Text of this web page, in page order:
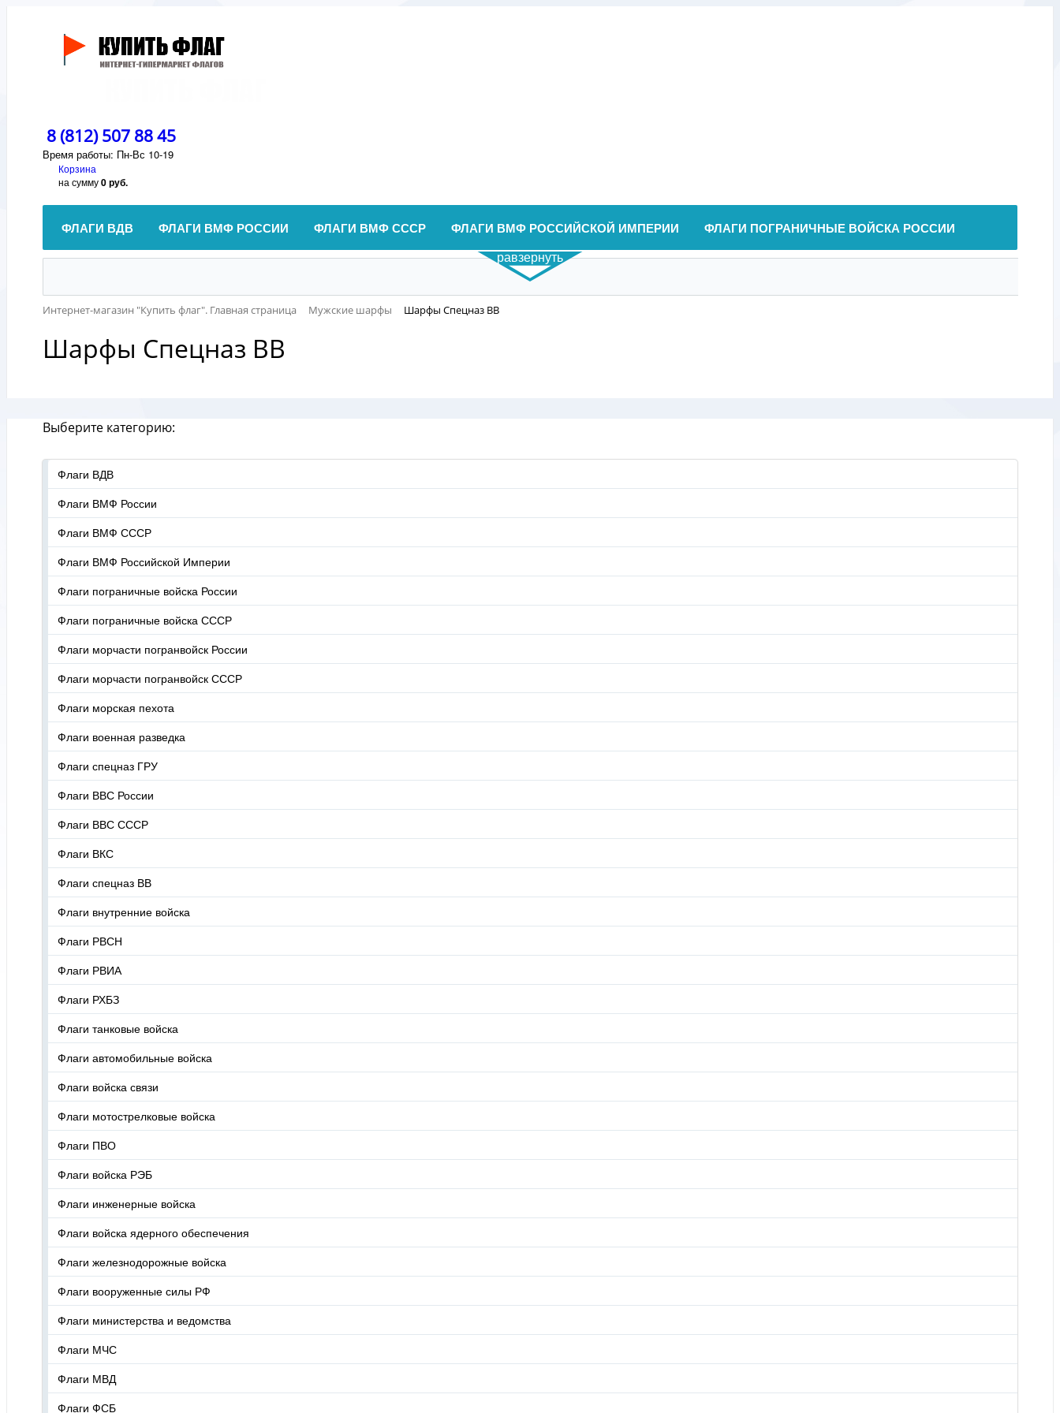
8 (812) 507 88 45
Время работы: Пн-Вс 10-19
Корзина
на сумму0 руб.
ФЛАГИ ВДВ ФЛАГИ ВМФ РОССИИ ФЛАГИ ВМФ СССР ФЛАГИ ВМФ РОССИЙСКОЙ ИМПЕРИИ ФЛАГИ ПОГРАНИЧНЫЕ ВОЙСКА РОССИИ
равзернуть
Интернет-магазин "Купить флаг". Главная страница Мужские шарфы Шарфы Спецназ ВВ
Шарфы Спецназ ВВ
Выберите категорию:
Флаги ВДВ
Флаги ВМФ России
Флаги ВМФ СССР
Флаги ВМФ Российской Империи
Флаги пограничные войска России
Флаги пограничные войска СССР
Флаги морчасти погранвойск России
Флаги морчасти погранвойск СССР
Флаги морская пехота
Флаги военная разведка
Флаги спецназ ГРУ
Флаги ВВС России
Флаги ВВС СССР
Флаги ВКС
Флаги спецназ ВВ
Флаги внутренние войска
Флаги РВСН
Флаги РВИА
Флаги РХБЗ
Флаги танковые войска
Флаги автомобильные войска
Флаги войска связи
Флаги мотострелковые войска
Флаги ПВО
Флаги войска РЭБ
Флаги инженерные войска
Флаги войска ядерного обеспечения
Флаги железнодорожные войска
Флаги вооруженные силы РФ
Флаги министерства и ведомства
Флаги МЧС
Флаги МВД
Флаги ФСБ